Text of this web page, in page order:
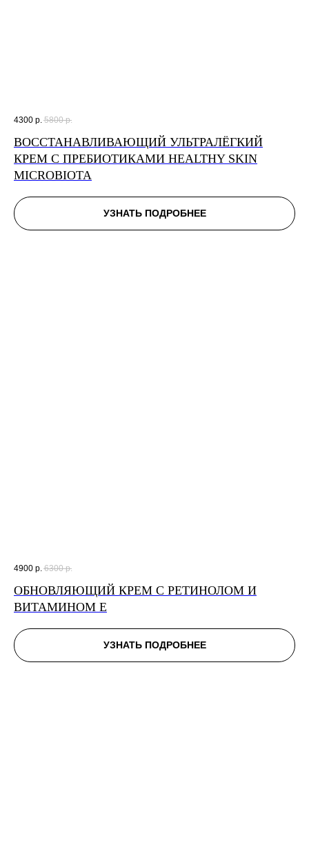
4300 р. 5800 р.
ВОССТАНАВЛИВАЮЩИЙ УЛЬТРАЛЁГКИЙ
КРЕМ С ПРЕБИОТИКАМИ HEALTHY SKIN
MICROBIOTA
УЗНАТЬ ПОДРОБНЕЕ
4900 р. 6300 р.
ОБНОВЛЯЮЩИЙ КРЕМ С РЕТИНОЛОМ И
ВИТАМИНОМ Е
УЗНАТЬ ПОДРОБНЕЕ